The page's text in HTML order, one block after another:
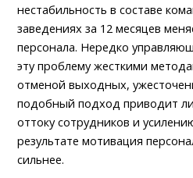
нестабильность в составе
заведениях за 12 месяцев
персонала. Нередко
эту проблему жесткими
отменой выходных,
подобный подход приводит
оттоку сотрудников и
результате мотивация
сильнее.